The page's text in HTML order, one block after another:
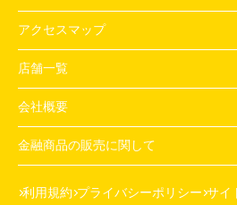
アクセスマップ
店舗一覧
会社概要
金融商品の販売に関して
利用規約 プライバシーポリシー サイ